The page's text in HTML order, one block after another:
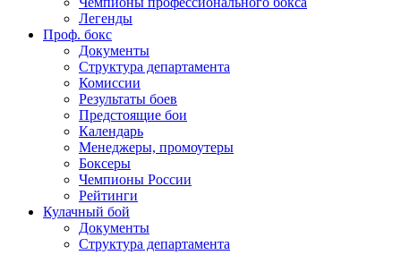
Легенды
Проф. бокс
Документы
Структура департамента
Комиссии
Результаты боев
Предстоящие бои
Календарь
Менеджеры, промоутеры
Боксеры
Чемпионы России
Рейтинги
Кулачный бой
Документы
Структура департамента